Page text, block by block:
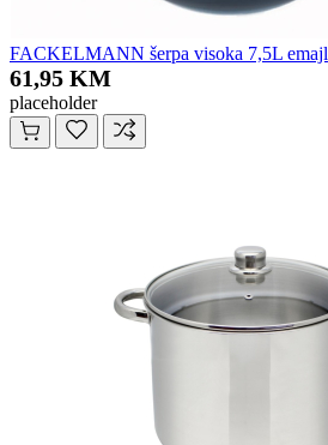
FACKELMANN šerpa visoka 7,5L emajl
61,95 KM
placeholder